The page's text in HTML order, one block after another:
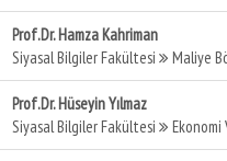
Prof.Dr. Hamza Kahriman
Siyasal Bilgiler Fakültesi
Maliye
Prof.Dr. Hüseyin Yılmaz
Siyasal Bilgiler Fakültesi
Ekonomi